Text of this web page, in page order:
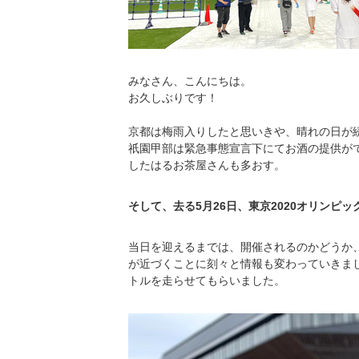
みなさん、こんにちは。
お久しぶりです！
京都は梅雨入りしたと思いきや、晴れの日が
祇園甲部は緊急事態宣言下にてお酒の提供
したはるお茶屋さんも多おす。
そして、去る5月26日、東京2020オリンピ
当日を迎えるまでは、開催されるのかどう
が近づくことに刻々と情報も変わっていき
トルを走らせてもらいました。